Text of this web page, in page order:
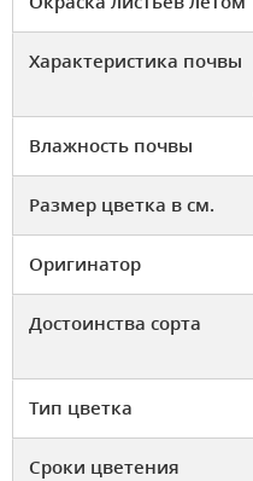
Характеристика почвы
Влажность почвы
Размер цветка в см.
Оригинатор
Достоинства сорта
Тип цветка
Сроки цветения